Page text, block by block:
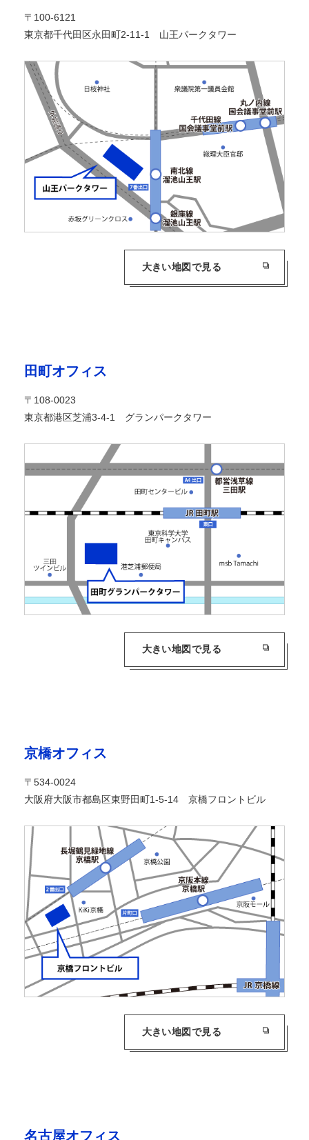
〒100-6121
東京都千代田区永田町2-11-1 山王パークタワー
大きい地図で見る
田町オフィス
〒108-0023
東京都港区芝浦3-4-1 グランパークタワー
大きい地図で見る
京橋オフィス
〒534-0024
大阪府大阪市都島区東野田町1-5-14 京橋フロントビル
大きい地図で見る
名古屋オフィス